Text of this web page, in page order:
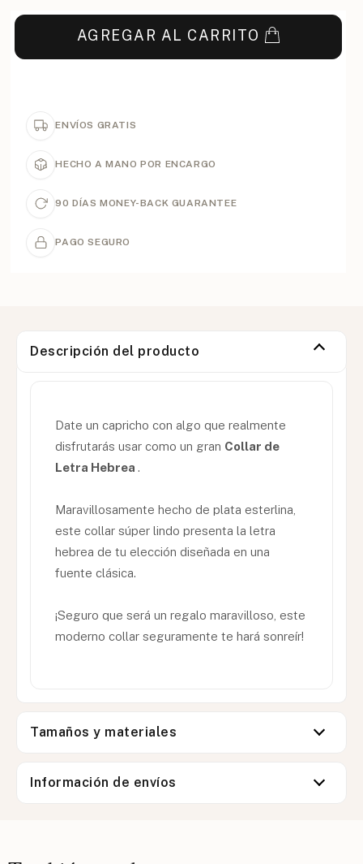
AGREGAR AL CARRITO
ENVÍOS GRATIS
HECHO A MANO POR ENCARGO
90 DÍAS MONEY-BACK GUARANTEE
PAGO SEGURO
Descripción del producto
Date un capricho con algo que realmente
disfrutarás usar como un gran Collar de
Letra Hebrea .
Maravillosamente hecho de plata esterlina,
este collar súper lindo presenta la letra
hebrea de tu elección diseñada en una
fuente clásica.
¡Seguro que será un regalo maravilloso, este
moderno collar seguramente te hará sonreír!
Tamaños y materiales
Información de envíos